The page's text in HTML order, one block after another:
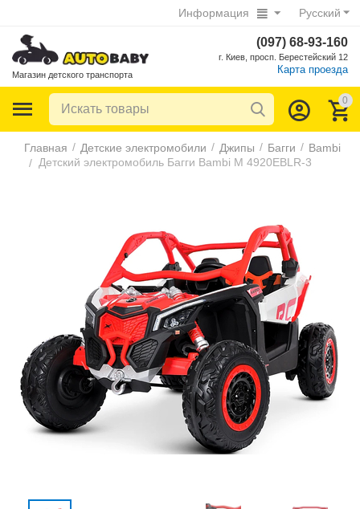
Русский
Информация
Магазин детского транспорта
(097) 68-93-160
г. Киев, просп. Берестейский 12
Карта проезда
0
Главная / Детские электромобили / Джипы / Багги / Bambi
/ Детский электромобиль Багги Bambi M 4920EBLR-3